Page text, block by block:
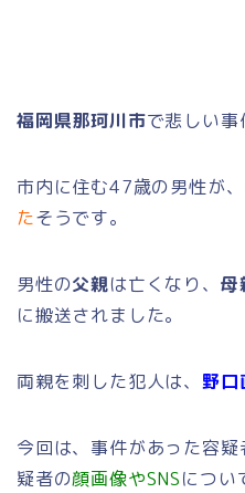
福岡県那珂川市で悲しい事
市内に住む47歳の男性が
たそうです。
男性の父親は亡くなり、 母
に搬送されました。
両親を刺した犯人は、 野口
今回は、事件があった容疑
疑者の顔画像やSNSについ